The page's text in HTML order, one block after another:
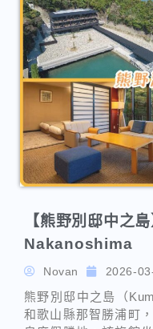
【熊野別邸中之
Nakanoshima
Novan 2026-
熊野別邸中之島（
和歌山縣那智勝浦町
客須從陸地碼頭搭乘
私密感和悠閒的度假氛
南紀勝浦溫泉住宿